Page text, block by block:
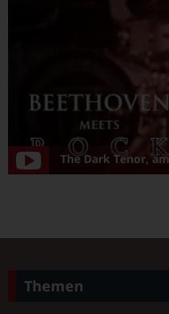
The Dark Tenor,
Themen